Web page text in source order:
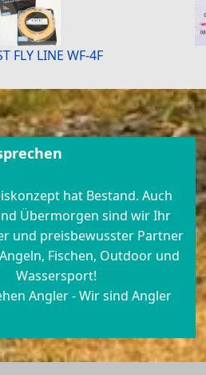
FLY LINE WF-4F
hat Bestand. Auch
Übermorgen sind wir Ihr
und preisbewusster Partner
Fischen, Outdoor und
Wassersport!
Angler - Wir sind Angler